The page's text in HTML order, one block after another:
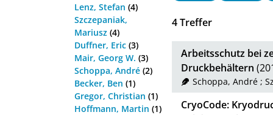
Lenz, Stefan (4)
Szczepaniak,
Mariusz (4)
Duffner, Eric (3)
Mair, Georg W. (3)
Schoppa, André (2)
Becker, Ben (1)
Gregor, Christian (1)
Hoffmann, Martin (1)
4Treffer
Arbeitsschutz bei
Druckbehältern
Schoppa, André;
CryoCode: